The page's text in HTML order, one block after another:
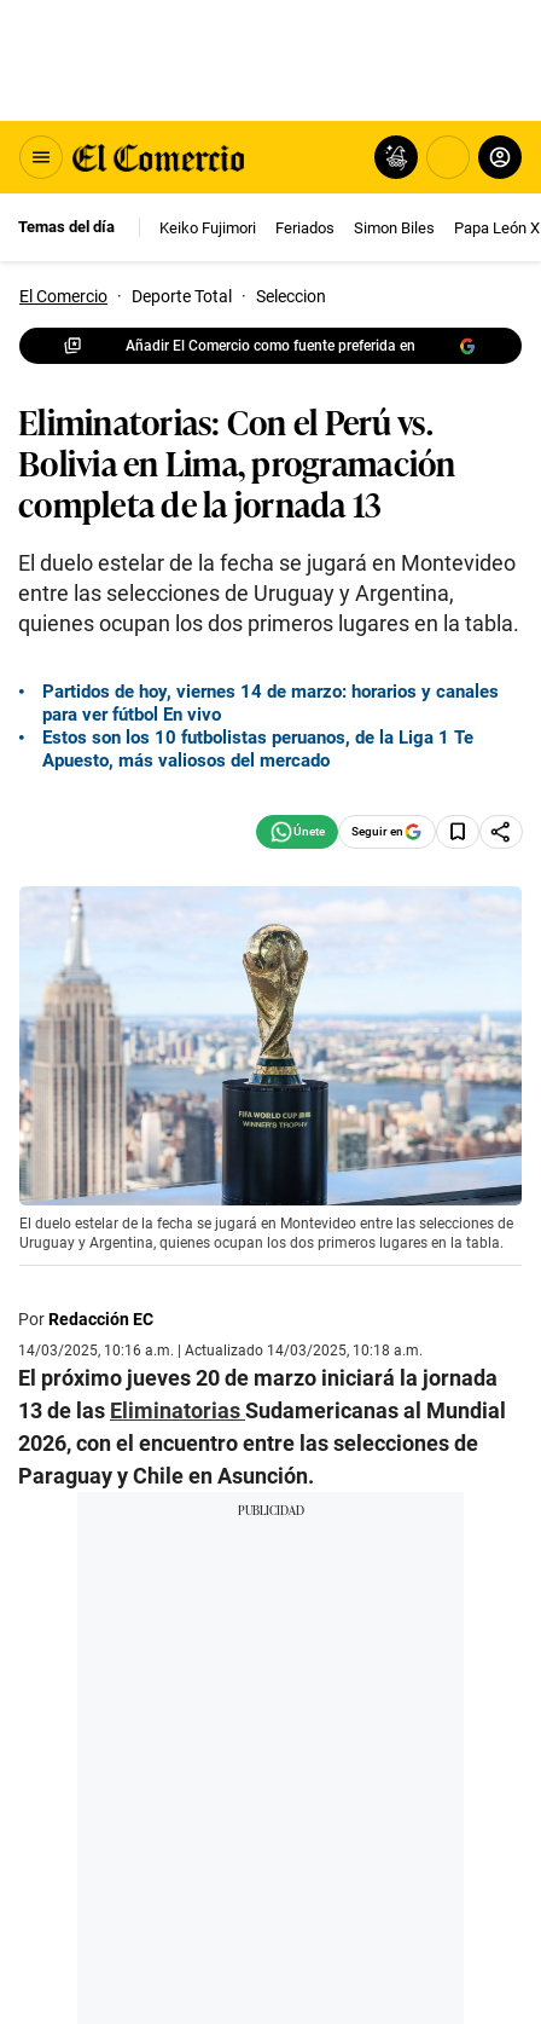
Temas del día Keiko Fujimori Feriados Simon Biles Papa León
El Comercio · Deporte Total · Seleccion
Añadir El Comercio como fuente preferida en
Eliminatorias: Con el Perú vs.
Bolivia en Lima, programación
completa de la jornada 13
El duelo estelar de la fecha se jugará en Montevideo
entre las selecciones de Uruguay y Argentina,
quienes ocupan los dos primeros lugares en la tabla.
Partidos de hoy, viernes 14 de marzo: horarios y canales
para ver fútbol En vivo
Estos son los 10 futbolistas peruanos, de la Liga 1 Te
Apuesto, más valiosos del mercado
Seguir en
El duelo estelar de la fecha se jugará en Montevideo entre las selecciones de
Uruguay y Argentina, quienes ocupan los dos primeros lugares en la tabla.
PorRedacción EC
14/03/2025, 10:16 a.m. | Actualizado 14/03/2025, 10:18 a.m.
El próximo jueves 20 de marzo iniciará la jornada
13 de las EliminatoriasSudamericanas al Mundial
2026, con el encuentro entre las selecciones de
Paraguay y Chile en Asunción.